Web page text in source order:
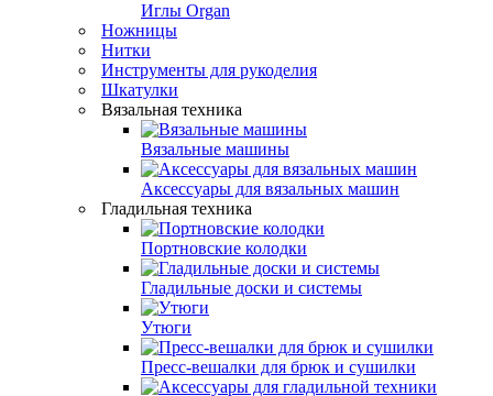
Иглы Organ
Ножницы
Нитки
Инструменты для рукоделия
Шкатулки
Вязальная техника
Вязальные машины
Аксессуары для вязальных машин
Гладильная техника
Портновские колодки
Гладильные доски и системы
Утюги
Пресс-вешалки для брюк и сушилки